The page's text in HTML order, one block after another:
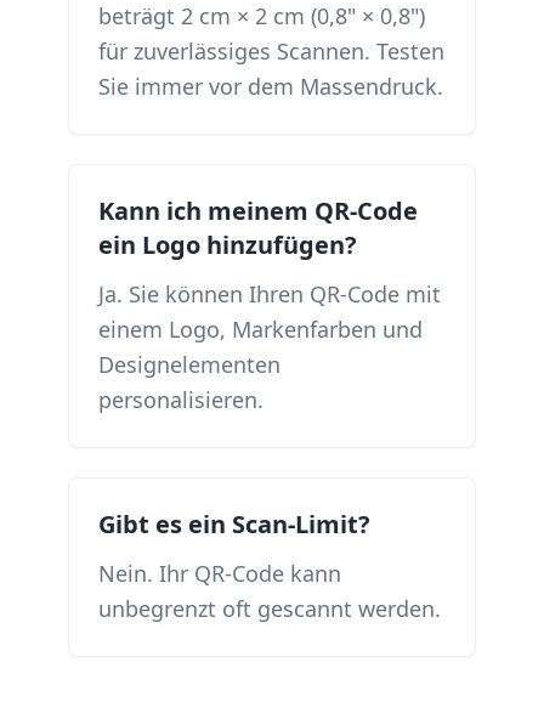
beträgt 2 cm × 2 cm (0,8" × 0,8")
für zuverlässiges Scannen. Testen
Sie immer vor dem Massendruck.
Kann ich meinem QR-Code
ein Logo hinzufügen?
Ja. Sie können Ihren QR-Code mit
einem Logo, Markenfarben und
Designelementen
personalisieren.
Gibt es ein Scan-Limit?
Nein. Ihr QR-Code kann
unbegrenzt oft gescannt werden.